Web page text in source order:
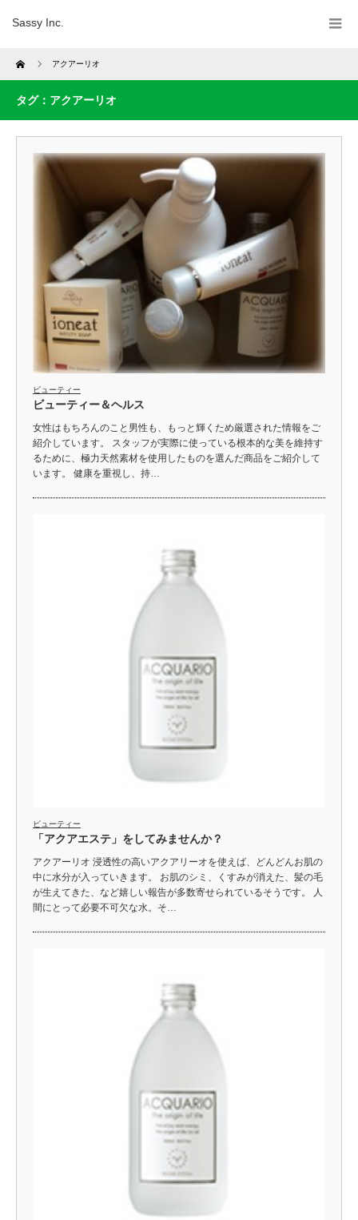
Sassy Inc.
Home アクアーリオ
タグ：アクアーリオ
ビューティー
ビューティー＆ヘルス
女性はもちろんのこと男性も、もっと輝くため厳選された情報をご
紹介しています。 スタッフが実際に使っている根本的な美を維持す
るために、極力天然素材を使用したものを選んだ商品をご紹介して
います。 健康を重視し、持…
ビューティー
「アクアエステ」をしてみませんか？
アクアーリオ 浸透性の高いアクアリーオを使えば、どんどんお肌の
中に水分が入っていきます。 お肌のシミ、くすみが消えた、髪の毛
が生えてきた、など嬉しい報告が多数寄せられているそうです。 人
間にとって必要不可欠な水。そ…